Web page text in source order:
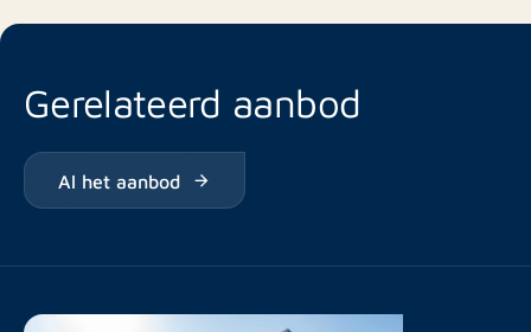
Gerelateerd aanbod
Al het aanbod